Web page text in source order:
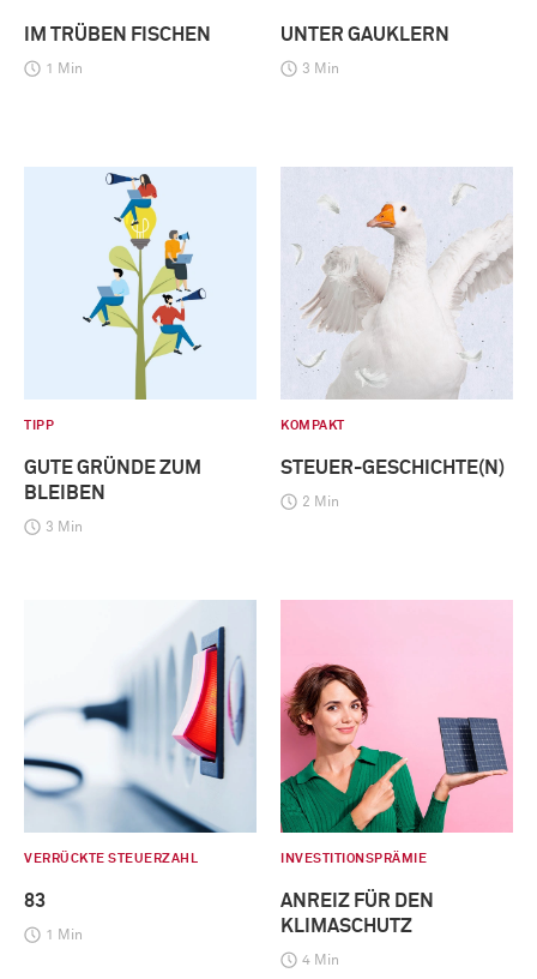
IM TRÜBEN FISCHEN
1 Min
UNTER GAUKLERN
3 Min
TIPP
GUTE GRÜNDE ZUM
BLEIBEN
3 Min
KOMPAKT
STEUER-GESCHICHTE(N)
2 Min
VERRÜCKTE STEUERZAHL
83
1 Min
INVESTITIONSPRÄMIE
ANREIZ FÜR DEN
KLIMASCHUTZ
4 Min